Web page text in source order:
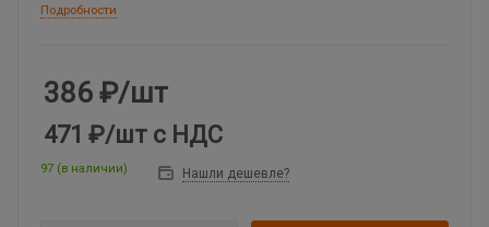
Подробности
386 ₽/шт
471 ₽/шт с НДС
97 (в наличии) Нашли дешевле?